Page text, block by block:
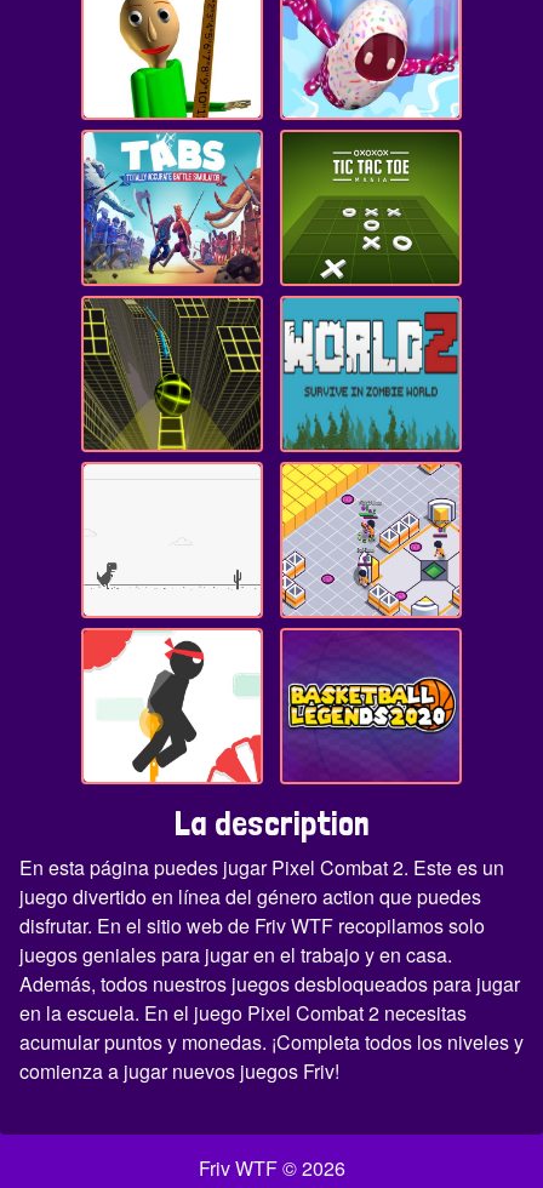
La description
En esta página puedes jugar Pixel Combat 2. Este es un
juego divertido en línea del género action que puedes
disfrutar. En el sitio web de Friv WTF recopilamos solo
juegos geniales para jugar en el trabajo y en casa.
Además, todos nuestros juegos desbloqueados para jugar
en la escuela. En el juego Pixel Combat 2 necesitas
acumular puntos y monedas. ¡Completa todos los niveles y
comienza a jugar nuevos juegos Friv!
Friv WTF © 2026